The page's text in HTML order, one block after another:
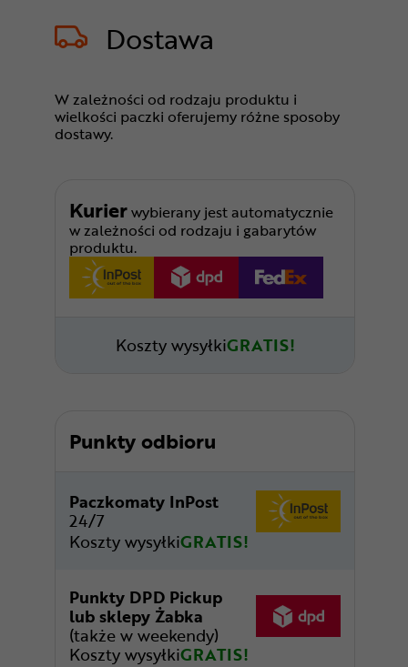
Dostawa
W zależności od rodzaju produktu i
wielkości paczki oferujemy różne sposoby
dostawy.
Kurierwybierany jest automatycznie
w zależności od rodzaju i gabarytów
produktu.
Koszty wysyłkiGRATIS!
Punkty odbioru
Paczkomaty InPost
24/7
Koszty wysyłkiGRATIS!
Punkty DPD Pickup
lub sklepy Żabka
(także w weekendy)
Koszty wysyłkiGRATIS!